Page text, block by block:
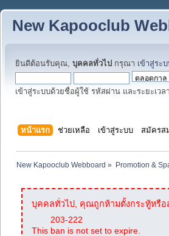
New Kapooclub
ยินดีต้อนรับคุณ, บุคคลทั่วไป กรุณา เข้าสู่ระ
เข้าสู่ระบบด้วยชื่อผู้ใช้ รหัสผ่าน และระยะเวล
หน้าแรก ช่วยเหลือ เข้าสู่ระบบ สมัครส
New Kapooclub Webboard » Promotion &
บุคคลทั่วไป, คุณถูกห้ามตั้งกระทู้หรื
203-222
This ban is not set to expire.